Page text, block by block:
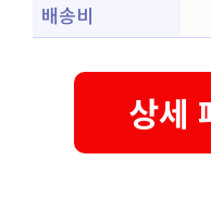
배송비
상세